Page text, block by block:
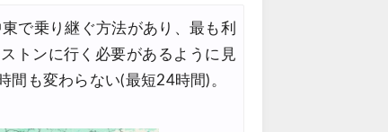
で乗り継ぐ方法があり、最も利
トンに行く必要があるように見
間も変わらない(最短24時間)。